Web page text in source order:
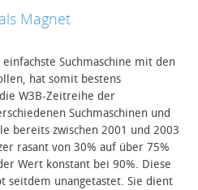
Magnet
Suchmaschine mit den
hat somit bestens
W3B-Zeitreihe der
Suchmaschinen und
bereits zwischen 2001 und 2003
rasant von 30% auf über 75%
Wert konstant bei 90%. Diese
seitdem unangetastet. Sie dient